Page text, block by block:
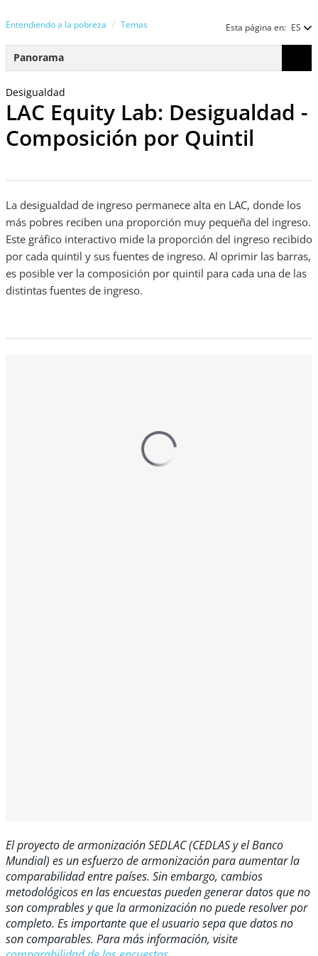
Entendiendo a la pobreza Temas Esta página en: ES
Panorama
Desigualdad
LAC Equity Lab: Desigualdad -
Composición por Quintil
La desigualdad de ingreso permanece alta en LAC, donde los
más pobres reciben una proporción muy pequeña del ingreso.
Este gráfico interactivo mide la proporción del ingreso recibido
por cada quintil y sus fuentes de ingreso. Al oprimir las barras,
es posible ver la composición por quintil para cada una de las
distintas fuentes de ingreso.
El proyecto de armonización SEDLAC (CEDLAS y el Banco
Mundial) es un esfuerzo de armonización para aumentar la
comparabilidad entre países. Sin embargo, cambios
metodológicos en las encuestas pueden generar datos que no
son comprables y que la armonización no puede resolver por
completo. Es importante que el usuario sepa que datos no
son comparables. Para más información, visite